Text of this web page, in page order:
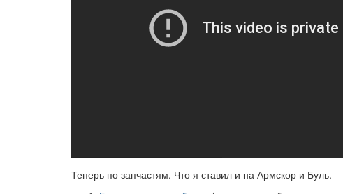
Теперь по запчастям. Что я ставил и на Армскор и Буль.